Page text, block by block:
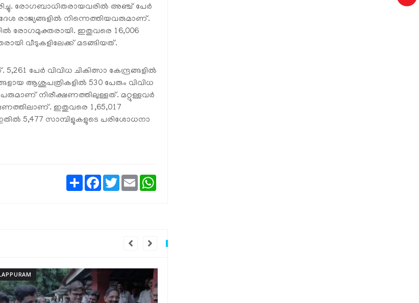
രോഗബാധിതരായവരില്‍ അഞ്ച് പേര്‍
രാജ്യങ്ങളില്‍ നിന്നെത്തിയവരുമാണ്.
രോഗമുക്തരായി. ഇതുവരെ 16,006
വീടുകളിലേക്ക് മടങ്ങിയത്.
പേര്‍ വിവിധ ചികിത്സാ കേന്ദ്രങ്ങളില്‍
ആശുപത്രികളില്‍ 530 പേരും വിവിധ
നിരീക്ഷണത്തിലുള്ളത്. മറ്റുള്ളവര്‍
ഇതുവരെ 1,65,017
5,477 സാമ്പിളുകളുടെ പരിശോധനാ
ShareFacebook
TwitterEmail